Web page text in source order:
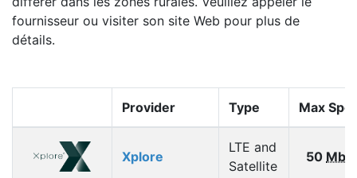
fournisseur ou visiter son site Web pour plus de
détails.
Provider Type Max
Xplore
LTE and
Satellite
50